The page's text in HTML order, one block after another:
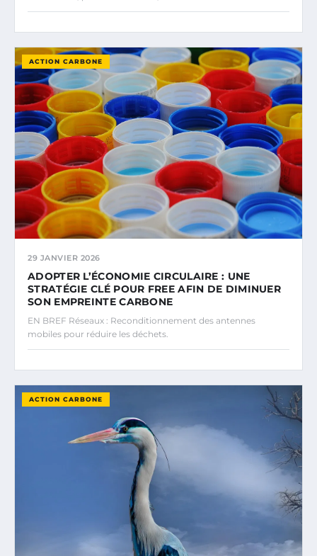
ACTION CARBONE
29 JANVIER 2026
ADOPTER L’ÉCONOMIE CIRCULAIRE : UNE
STRATÉGIE CLÉ POUR FREE AFIN DE DIMINUER
SON EMPREINTE CARBONE
EN BREF Réseaux : Reconditionnement des antennes
mobiles pour réduire les déchets.
ACTION CARBONE